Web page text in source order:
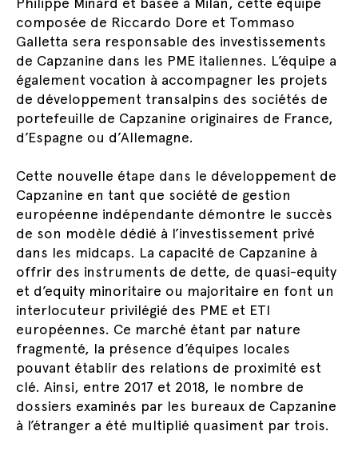
composée de Riccardo Dore et Tommaso
Galletta sera responsable des investissements
de Capzanine dans les PME italiennes. L’équipe a
également vocation à accompagner les projets
de développement transalpins des sociétés de
portefeuille de Capzanine originaires de France,
d’Espagne ou d’Allemagne.
Cette nouvelle étape dans le développement de
Capzanine en tant que société de gestion
européenne indépendante démontre le succès
de son modèle dédié à l’investissement privé
dans les midcaps. La capacité de Capzanine à
offrir des instruments de dette, de quasi-equity
et d’equity minoritaire ou majoritaire en font un
interlocuteur privilégié des PME et ETI
européennes. Ce marché étant par nature
fragmenté, la présence d’équipes locales
pouvant établir des relations de proximité est
clé. Ainsi, entre 2017 et 2018, le nombre de
dossiers examinés par les bureaux de Capzanine
à l’étranger a été multiplié quasiment par trois.